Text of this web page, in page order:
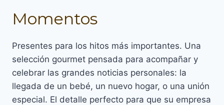
Momentos
Presentes para los hitos más importantes. Una
selección gourmet pensada para acompañar y
celebrar las grandes noticias personales: la
llegada de un bebé, un nuevo hogar, o una unión
especial. El detalle perfecto para que su empresa